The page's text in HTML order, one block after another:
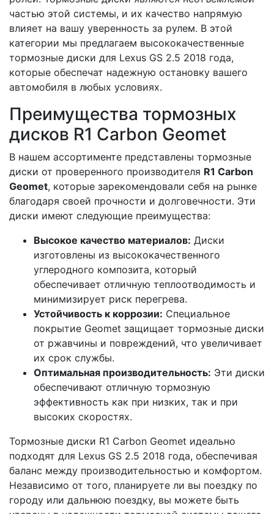
частью этой системы, и их качество напрямую
влияет на вашу уверенность за рулем. В этой
категории мы предлагаем высококачественные
тормозные диски для Lexus GS 2.5 2018 года,
которые обеспечат надежную остановку вашего
автомобиля в любых условиях.
Преимущества тормозных
дисков R1 Carbon Geomet
В нашем ассортименте представлены тормозные
диски от проверенного производителя R1 Carbon
Geomet, которые зарекомендовали себя на рынке
благодаря своей прочности и долговечности. Эти
диски имеют следующие преимущества:
Высокое качество материалов: Диски
изготовлены из высококачественного
углеродного композита, который
обеспечивает отличную теплоотводимость и
минимизирует риск перегрева.
Устойчивость к коррозии: Специальное
покрытие Geomet защищает тормозные диски
от ржавчины и повреждений, что увеличивает
их срок службы.
Оптимальная производительность: Эти диски
обеспечивают отличную тормозную
эффективность как при низких, так и при
высоких скоростях.
Тормозные диски R1 Carbon Geomet идеально
подходят для Lexus GS 2.5 2018 года, обеспечивая
баланс между производительностью и комфортом.
Независимо от того, планируете ли вы поездку по
городу или дальнюю поездку, вы можете быть